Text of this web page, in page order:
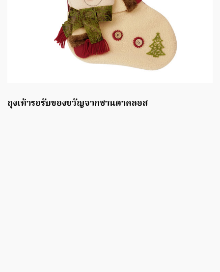
ถุงเท้ารอรับของขวัญจากซานตาคลอส